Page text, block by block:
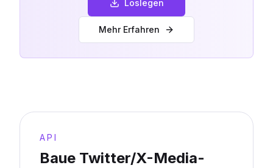
Loslegen
Mehr Erfahren
API
Baue Twitter/X-Media-